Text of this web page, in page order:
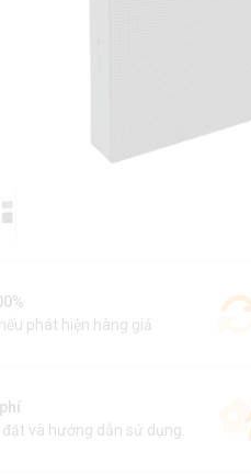
phát hiện hàng giả
và hướng dẫn sử dụng.